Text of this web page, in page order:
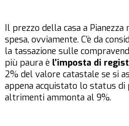
Il prezzo della casa a Pianezza
spesa, ovviamente. C’è da
la tassazione sulle
più paura è l’imposta di
2% del valore catastale se si
appena acquistato lo status di
altrimenti ammonta al 9%.